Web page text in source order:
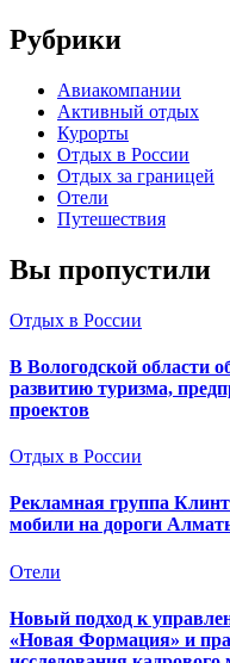
Рубрики
Авиакомпании
Активный отдых
Курорты
Отдых в России
Отдых за границей
Отели
Путешествия
Вы пропустили
Отдых в России
В Вологодской области
развитию туризма,
проектов
Отдых в России
Рекламная группа
мобили на дороги
Отели
Новый подход к
«Новая Формация» и